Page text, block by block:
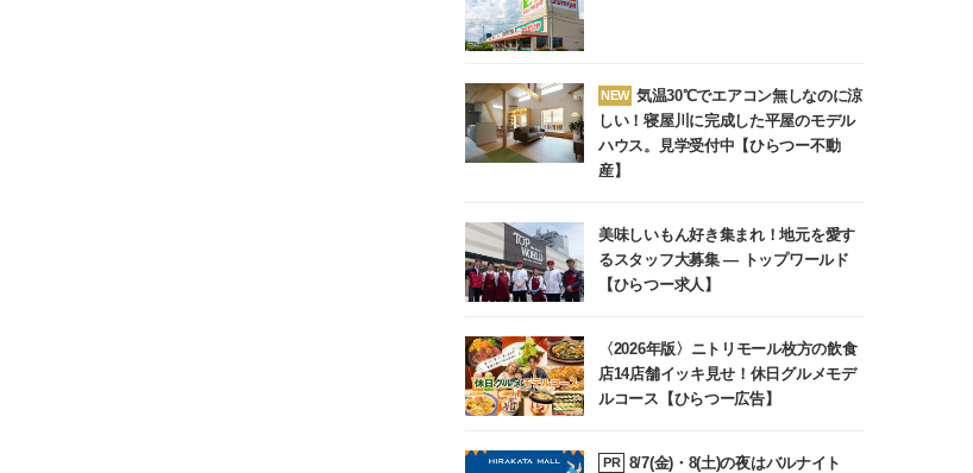
NEW 気温30℃でエアコン無しなのに涼
しい！寝屋川に完成した平屋のモデル
ハウス。見学受付中【ひらつー不動
産】
美味しいもん好き集まれ！地元を愛す
るスタッフ大募集 ― トップワールド
【ひらつー求人】
〈2026年版〉ニトリモール枚方の飲食
店14店舗イッキ見せ！休日グルメモデ
ルコース【ひらつー広告】
PR 8/7(金)・8(土)の夜はバルナイト